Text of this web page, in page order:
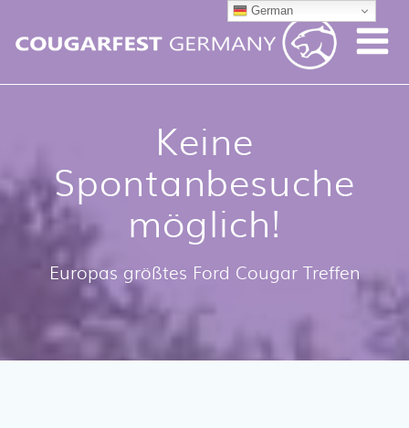
Keine
Spontanbesuche
möglich!
Europas größtes Ford Cougar Treffen
German